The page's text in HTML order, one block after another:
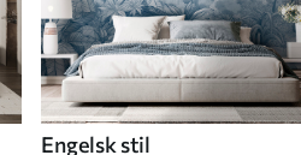
Engelsk stil